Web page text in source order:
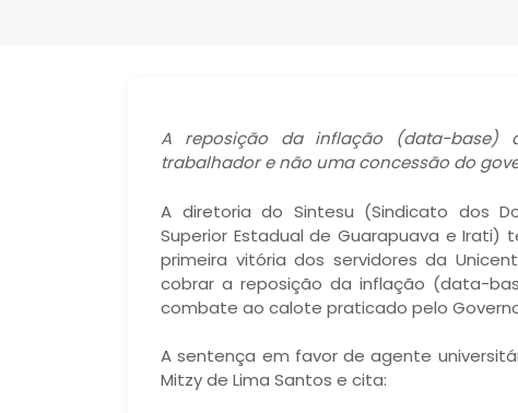
A reposição da inflação (data-base)
trabalhador e não uma concessão do
A diretoria do Sintesu (Sindicato dos
Superior Estadual de Guarapuava e
primeira vitória dos servidores da
cobrar a reposição da inflação (data-
combate ao calote praticado pelo
A sentença em favor de agente
Mitzy de Lima Santos e cita: